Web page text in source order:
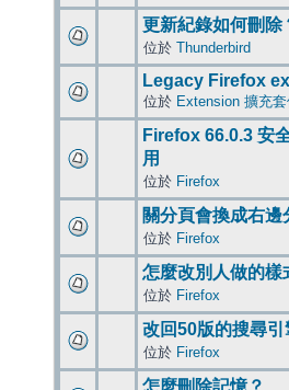
更新紀錄如何刪除
位於 Thunderbird
Legacy Firefox
位於 Extension 擴充
Firefox 66.0.3 安
用
位於 Firefox
關分頁會換成右邊
位於 Firefox
怎麼改別人做的樣
位於 Firefox
改回50版的搜尋
位於 Firefox
怎麼刪除記憶？